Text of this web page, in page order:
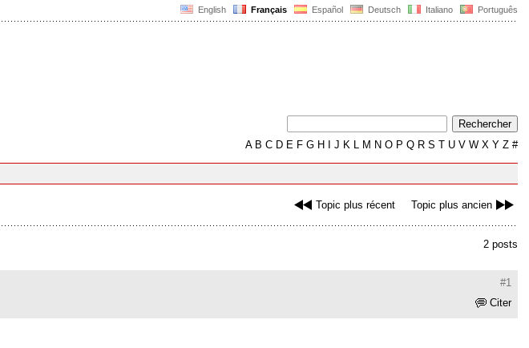
English Français Español Deutsch Italiano Português
AB C D E F G H J K L M N O P Q R S T U V W X Y Z #
Topic plus récent Topic plus ancien
2 posts
#1
Citer